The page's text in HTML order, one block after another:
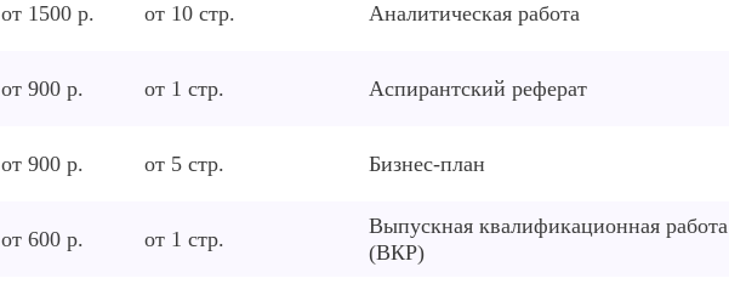
от 1500 р. от 10стр. Аналитическая работа
от 900 р. от 1 стр. Аспирантский реферат
от 900 р. от 5стр. Бизнес-план
от 600 р. от 1 стр.
Выпускная квалификационная работа
(ВКР)